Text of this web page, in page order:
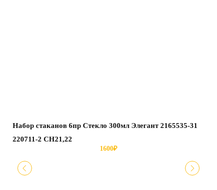
Набор стаканов 6пр Стекло 300мл Элегант 2165535-31
220711-2 СН21,22
1600₽